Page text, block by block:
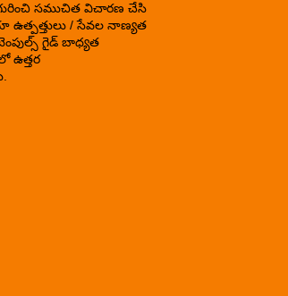
సముచిత విచారణ చేసి
/ సేవల నాణ్యత
గైడ్ బాధ్యత
ఉత్తర